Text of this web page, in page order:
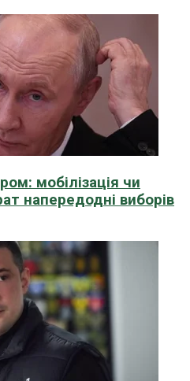
мобілізація чи
напередодні виборів